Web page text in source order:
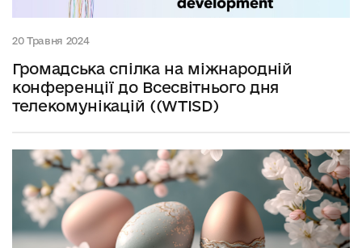
20 Травня 2024
Громадська спілка на міжнародній
конференції до Всесвітнього дня
телекомунікацій ((WTISD)